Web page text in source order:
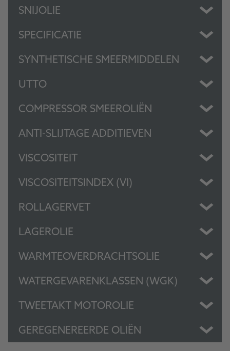
SNIJOLIE
SPECIFICATIE
SYNTHETISCHE SMEERMIDDELEN
UTTO
COMPRESSOR SMEEROLIËN
ANTI-SLIJTAGE ADDITIEVEN
VISCOSITEIT
VISCOSITEITSINDEX (VI)
ROLLAGERVET
LAGEROLIE
WARMTEOVERDRACHTSOLIE
WATERGEVARENKLASSEN (WGK)
TWEETAKT MOTOROLIE
GEREGENEREERDE OLIËN